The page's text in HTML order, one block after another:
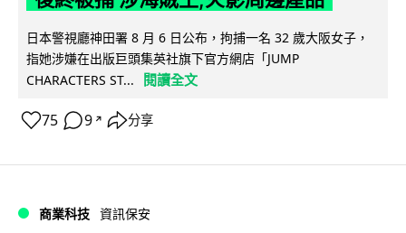
日本警視廳神田署 8 月 6 日公布，拘捕一名 32 歲大阪女子，
指她涉嫌在出版巨頭集英社旗下官方網店「JUMP
CHARACTERS ST...
閱讀全文
75 9 ↗ 分享
商業科技 資訊保安